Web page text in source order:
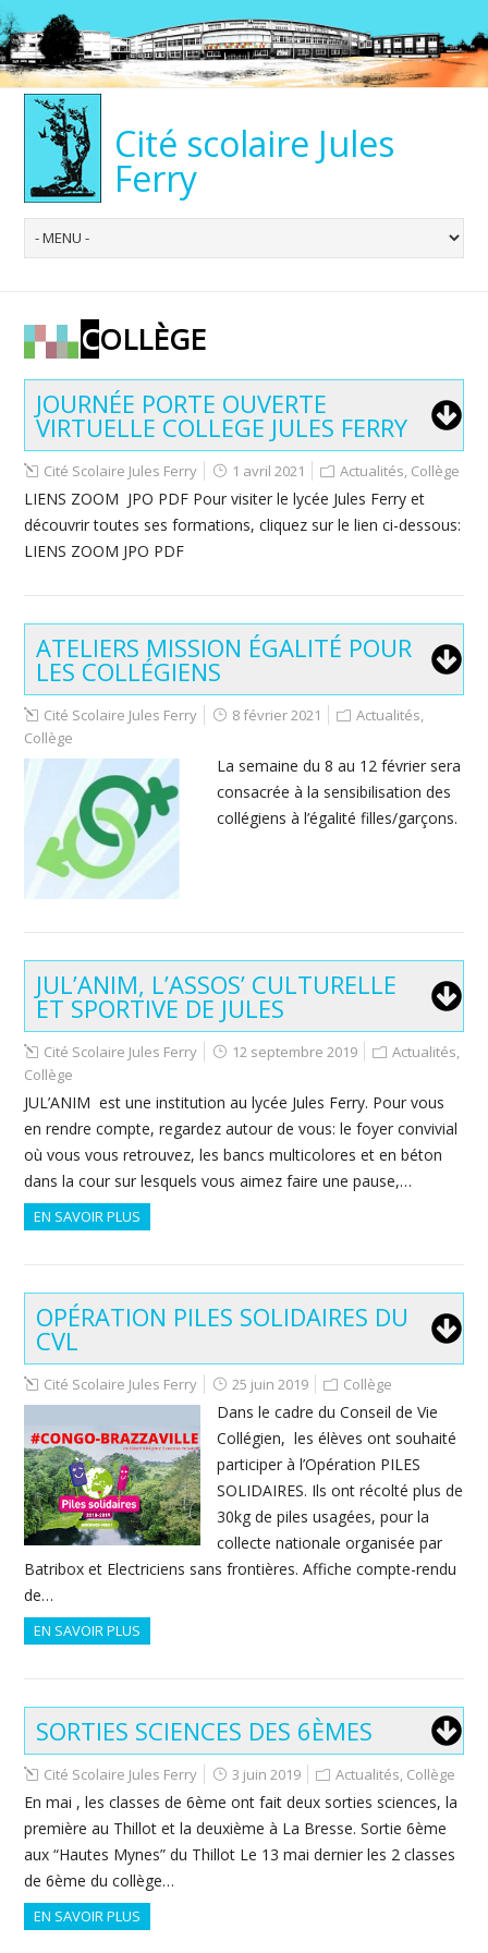
Cité scolaire Jules
Ferry
COLLÈGE
JOURNÉE PORTE OUVERTE
VIRTUELLE COLLEGE JULES FERRY
Cité Scolaire Jules Ferry 1 avril 2021 Actualités Collège
LIENS ZOOM JPO PDF Pour visiter le lycée Jules Ferry et
découvrir toutes ses formations, cliquez sur le lien ci-dessous:
LIENS ZOOM JPO PDF
ATELIERS MISSION ÉGALITÉ POUR
LES COLLÉGIENS
Cité Scolaire Jules Ferry 8 février 2021 Actualités
Collège
La semaine du 8 au 12 février sera
consacrée à la sensibilisation des
collégiens à l’égalité filles/garçons.
JUL’ANIM, L’ASSOS’ CULTURELLE
ET SPORTIVE DE JULES
Cité Scolaire Jules Ferry 12 septembre 2019 Actualités
Collège
JUL’ANIM est une institution au lycée Jules Ferry. Pour vous
en rendre compte, regardez autour de vous: le foyer convivial
où vous vous retrouvez, les bancs multicolores et en béton
dans la cour sur lesquels vous aimez faire une pause,…
EN SAVOIR PLUS
OPÉRATION PILES SOLIDAIRES DU
CVL
Cité Scolaire Jules Ferry 25 juin 2019 Collège
Dans le cadre du Conseil de Vie
Collégien, les élèves ont souhaité
participer à l’Opération PILES
SOLIDAIRES. Ils ont récolté plus de
30kg de piles usagées, pour la
collecte nationale organisée par
Batribox et Electriciens sans frontières. Affiche compte-rendu
de…
EN SAVOIR PLUS
SORTIES SCIENCES DES 6ÈMES
Cité Scolaire Jules Ferry 3 juin 2019 Actualités Collège
En mai , les classes de 6ème ont fait deux sorties sciences, la
première au Thillot et la deuxième à La Bresse. Sortie 6ème
aux “Hautes Mynes” du Thillot Le 13 mai dernier les 2 classes
de 6ème du collège…
EN SAVOIR PLUS